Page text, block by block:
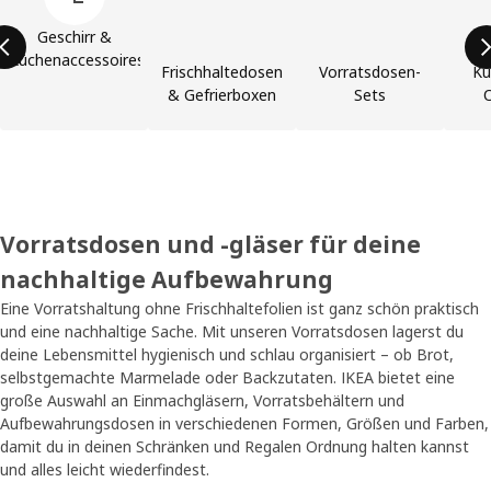
Geschirr &
Küchenaccessoires
Frischhaltedosen
& Gefrierboxen
Vorratsdosen-
Sets
Vorratsdosen und -gläser für deine
nachhaltige Aufbewahrung
Eine Vorratshaltung ohne Frischhaltefolien ist ganz schön praktisch
und eine nachhaltige Sache. Mit unseren Vorratsdosen lagerst du
deine Lebensmittel hygienisch und schlau organisiert – ob Brot,
selbstgemachte Marmelade oder Backzutaten. IKEA bietet eine
große Auswahl an Einmachgläsern, Vorratsbehältern und
Aufbewahrungsdosen in verschiedenen Formen, Größen und Farben,
damit du in deinen Schränken und Regalen Ordnung halten kannst
und alles leicht wiederfindest.